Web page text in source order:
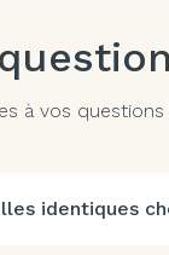
à vos
identiques